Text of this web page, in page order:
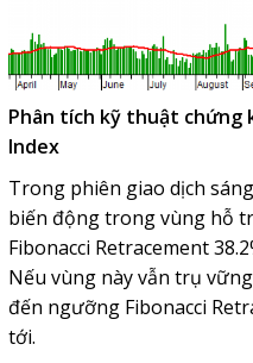
Phân tích kỹ thuật chứng
Index
Trong phiên giao dịch
biến động trong vùng hỗ
Fibonacci Retracement
Nếu vùng này vẫn trụ
đến ngưỡng Fibonacci
tới.